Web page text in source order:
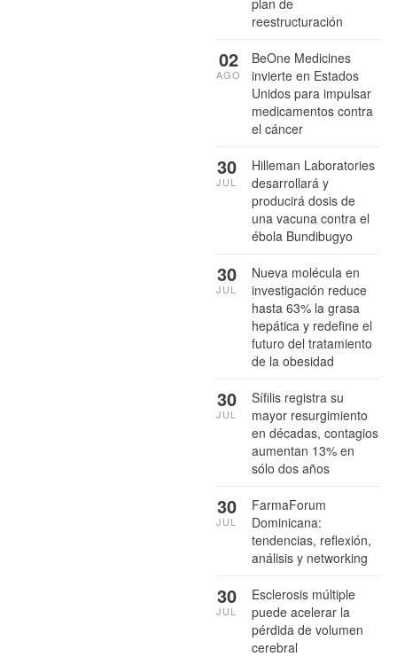
reestructuración
BeOne Medicines
invierte en Estados
Unidos para impulsar
medicamentos contra
el cáncer
02
AGO
Hilleman Laboratories
desarrollará y
producirá dosis de
una vacuna contra el
ébola Bundibugyo
30
JUL
Nueva molécula en
investigación reduce
hasta 63% la grasa
hepática y redefine el
futuro del tratamiento
de la obesidad
30
JUL
Sífilis registra su
mayor resurgimiento
en décadas, contagios
aumentan 13% en
sólo dos años
30
JUL
FarmaForum
Dominicana:
tendencias, reflexión,
análisis y networking
30
JUL
Esclerosis múltiple
puede acelerar la
pérdida de volumen
cerebral
30
JUL